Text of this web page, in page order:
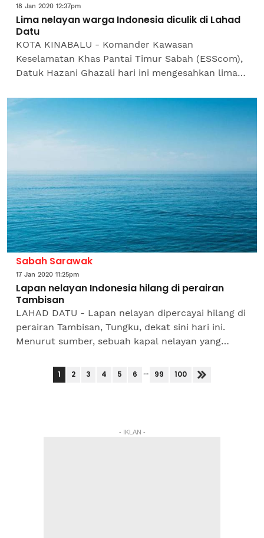
18 Jan 2020 12:37pm
Lima nelayan warga Indonesia diculik di Lahad
Datu
KOTA KINABALU - Komander Kawasan
Keselamatan Khas Pantai Timur Sabah (ESScom),
Datuk Hazani Ghazali hari ini mengesahkan lima
Tambisan, Lahad Datu Khamis...
Sabah Sarawak
17 Jan 2020 11:25pm
Lapan nelayan Indonesia hilang di perairan
Tambisan
LAHAD DATU - Lapan nelayan dipercayai hilang di
perairan Tambisan, Tungku, dekat sini hari ini.
Menurut sumber, sebuah kapal nelayan yang
di perairan...
1 2 3 4 5 6 ... 99 100
- IKLAN -